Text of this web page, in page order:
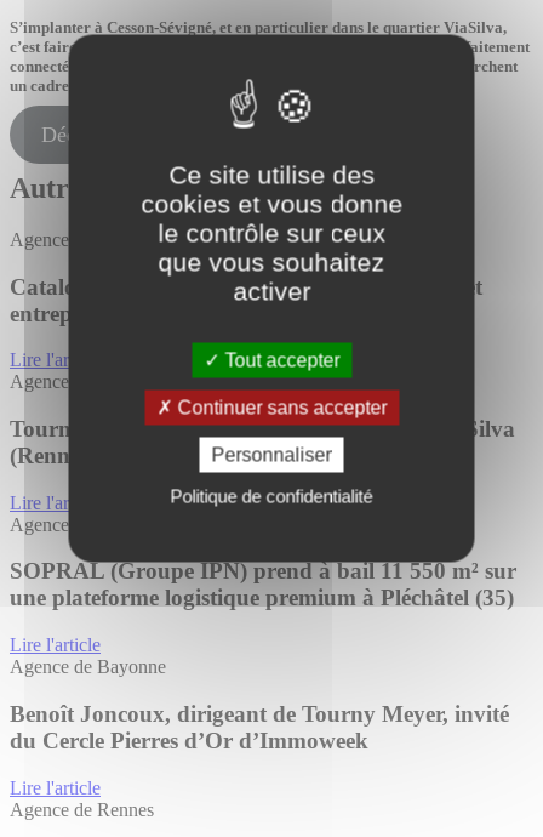
Ce site utilise des
cookies et vous donne
le contrôle sur ceux
que vous souhaitez
activer
Tout accepter
Continuer sans accepter
Personnaliser
Politique de confidentialité
S’implanter à Cesson-Sévigné, et en particulier dans le quartier ViaSilva,
c’est faire le choix d’un environnement dynamique, innovant et parfaitement
connecté. Un emplacement stratégique pour les entreprises qui recherchent
un cadre de travail performant et attractif en Bretagne.
Découvrez nos offres sur le secteur
Autres actualités
Agence de Rennes
Catalogue 2026 – Bureaux, locaux d’activités et
entrepôts à Rennes : enfin disponible !
Lire l'article
Agence de Rennes
Tourny Meyer signe la vente d’AERIS 2 à ViaSilva
(Rennes)
Lire l'article
Agence de Rennes
SOPRAL (Groupe IPN) prend à bail 11 550 m² sur
une plateforme logistique premium à Pléchâtel (35)
Lire l'article
Agence de Bayonne
Benoît Joncoux, dirigeant de Tourny Meyer, invité
du Cercle Pierres d’Or d’Immoweek
Lire l'article
Agence de Rennes